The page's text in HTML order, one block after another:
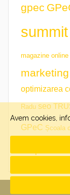
gpec
summit
magazine online
optimizarea
Radu seo
GPeC Școala